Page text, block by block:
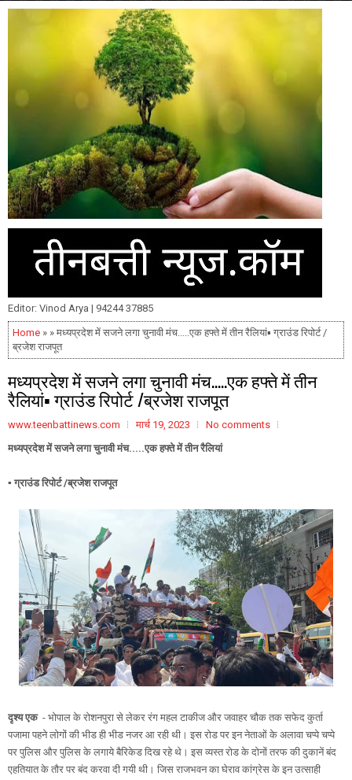
Editor: Vinod Arya | 94244 37885
Home » » मध्यप्रदेश में सजने लगा चुनावी मंच.....एक हफ्ते में तीन रैलियां▪️ ग्राउंड रिपोर्ट /
ब्रजेश राजपूत
मध्यप्रदेश में सजने लगा चुनावी मंच.....एक हफ्ते में तीन
रैलियां▪️ ग्राउंड रिपोर्ट /ब्रजेश राजपूत
www.teenbattinews.com मार्च 19, 2023
No comments
मध्यप्रदेश में सजने लगा चुनावी मंच.....एक हफ्ते में तीन रैलियां
▪️ ग्राउंड रिपोर्ट /ब्रजेश राजपूत
दृश्य एक - भोपाल के रोशनपुरा से लेकर रंग महल टाकीज और जवाहर चौक तक सफेद कुर्ता
पजामा पहने लोगों की भीड ही भीड नजर आ रही थी। इस रोड पर इन नेताओं के अलावा चप्पे चप्पे
पर पुलिस और पुलिस के लगाये बैरिकेड दिख रहे थे। इस व्यस्त रोड के दोनों तरफ की दुकानें बंद
एहतियात के तौर पर बंद करवा दी गयी थी। जिस राजभवन का घेराव कांग्रेस के इन उत्साही